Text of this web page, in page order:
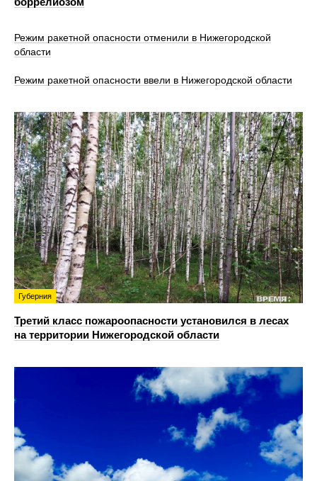
Режим ракетной опасности отменили в Нижегородской
области
Режим ракетной опасности ввели в Нижегородской области
Губерния
Третий класс пожароопасности установился в лесах
на территории Нижегородской области